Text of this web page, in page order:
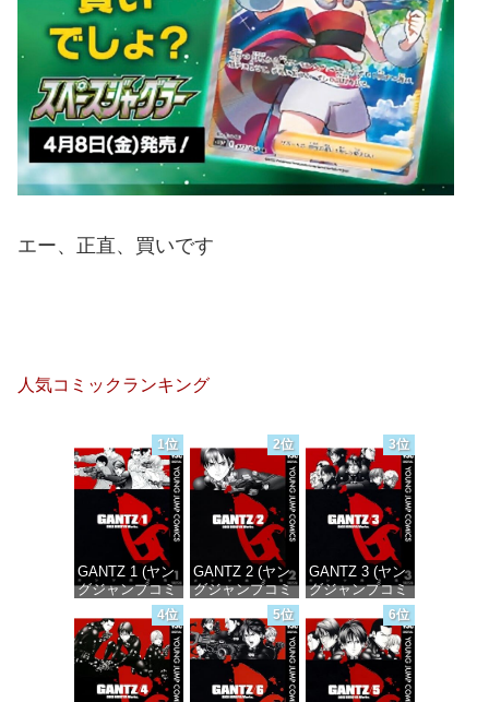
エー、正直、買いです
人気コミックランキング
1位
GANTZ 1 (ヤン
グジャンプコミ
ックスDIGITAL)
価格：¥100
2位
GANTZ 2 (ヤン
グジャンプコミ
ックスDIGITAL)
価格：¥100
3位
GANTZ 3 (ヤン
グジャンプコミ
ックスDIGITAL)
価格：¥100
4位 5位 6位